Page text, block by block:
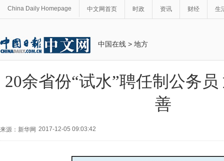
China Daily Homepage 中文网首页 时政 资讯 财经 生
中国在线 > 地方
20余省份“试水”聘任制公务
善
来源：新华网 2017-12-05 09:03:42